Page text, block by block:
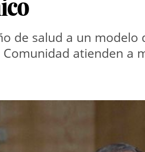
de salud a un modelo
atienden a